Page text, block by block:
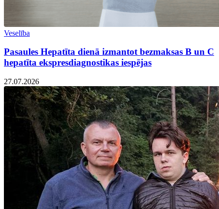
Veselība
Pasaules Hepatīta dienā izmantot bezmaksas B un C
hepatīta ekspresdiagnostikas iespējas
27.07.2026